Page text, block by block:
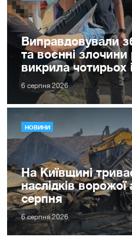
Виправдовували
та воєнні
викрила чотирьох
6 серпня 2026
НОВИНИ
На Київщині
наслідків ворожої
серпня
6 серпня 2026